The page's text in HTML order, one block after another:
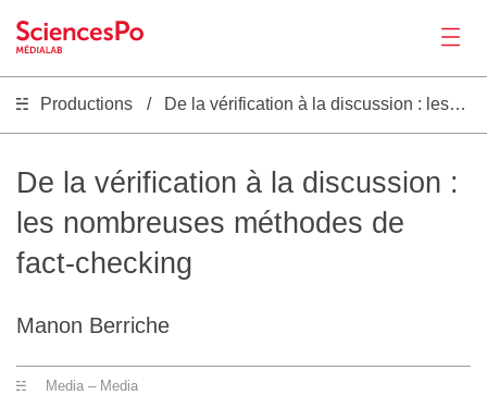
News
Productions
Seminar
Productions De la vérification à la discussion : les nombreuses méthodes de fact-checking
De la vérification à la discussion :
les nombreuses méthodes de
fact-checking
Manon Berriche
Media – Media